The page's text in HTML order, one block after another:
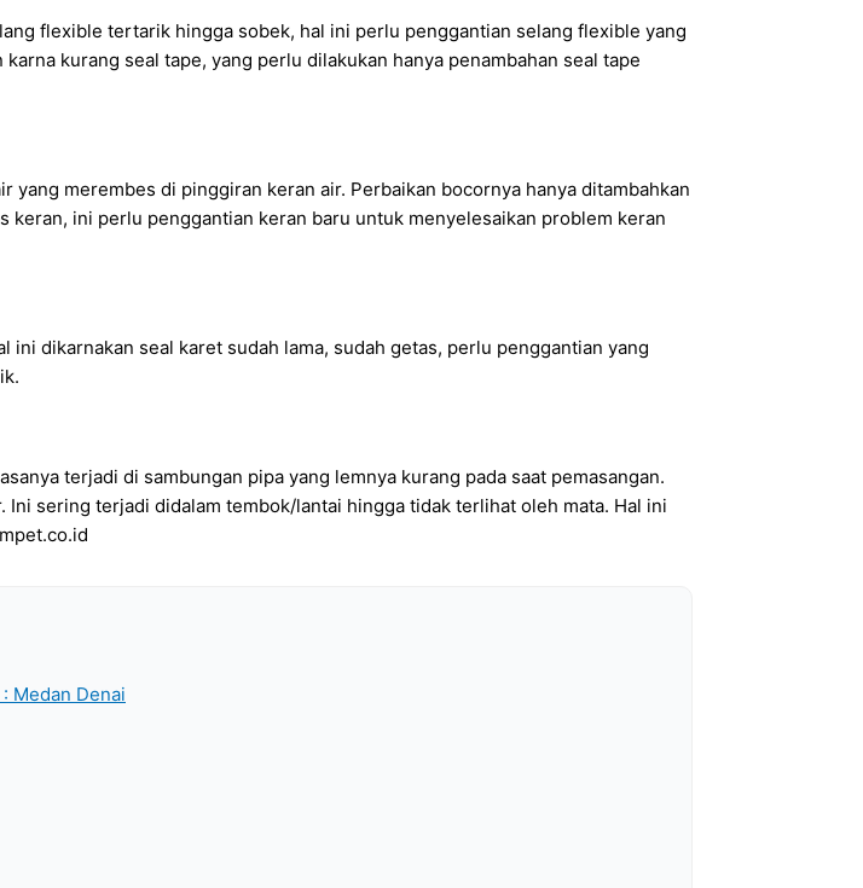
flexible tertarik hingga sobek, hal ini perlu penggantian selang flexible yang
kurang seal tape, yang perlu dilakukan hanya penambahan seal tape
merembes di pinggiran keran air. Perbaikan bocornya hanya ditambahkan
ini perlu penggantian keran baru untuk menyelesaikan problem keran
dikarnakan seal karet sudah lama, sudah getas, perlu penggantian yang
terjadi di sambungan pipa yang lemnya kurang pada saat pemasangan.
sering terjadi didalam tembok/lantai hingga tidak terlihat oleh mata. Hal ini
Medan Denai